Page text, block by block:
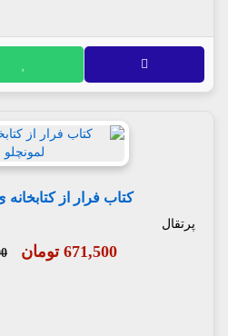
کتاب فرار از کتابخانه
پرتقال
671,500 تومان